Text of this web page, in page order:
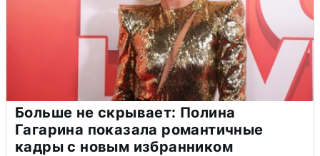
Больше не скрывает: Полина
Гагарина показала романтичные
кадры с новым избранником